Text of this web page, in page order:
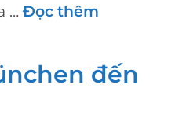
… Đọc thêm
đến